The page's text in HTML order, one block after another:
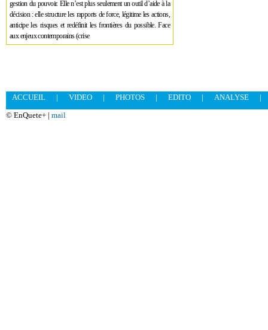
gestion du pouvoir. Elle n’est plus seulement un outil d’aide à la
décision : elle structure les rapports de force, légitime les actions,
anticipe les risques et redéfinit les frontières du possible. Face
aux enjeux contemporains (crise
ACCUEIL | VIDEO | PHOTOS | EDITO | ANALYSE
|
© EnQuete+ | mail